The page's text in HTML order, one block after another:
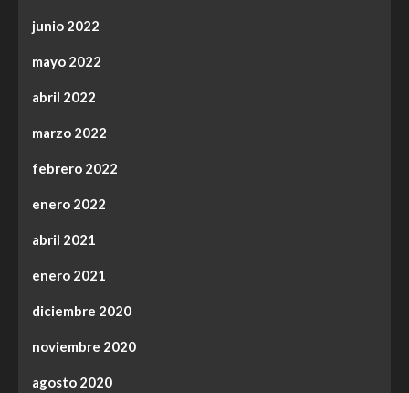
junio 2022
mayo 2022
abril 2022
marzo 2022
febrero 2022
enero 2022
abril 2021
enero 2021
diciembre 2020
noviembre 2020
agosto 2020